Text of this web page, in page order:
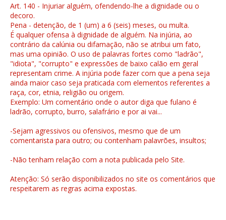
Art. 140 - Injuriar alguém, ofendendo-lhe a dignidade ou o
decoro.
Pena - detenção, de 1 (um) a 6 (seis) meses, ou multa.
É qualquer ofensa à dignidade de alguém. Na injúria, ao
contrário da calúnia ou difamação, não se atribui um fato,
mas uma opinião. O uso de palavras fortes como "ladrão",
"idiota", "corrupto" e expressões de baixo calão em geral
representam crime. A injúria pode fazer com que a pena seja
ainda maior caso seja praticada com elementos referentes a
raça, cor, etnia, religião ou origem.
Exemplo: Um comentário onde o autor diga que fulano é
ladrão, corrupto, burro, salafrário e por ai vai...
-Sejam agressivos ou ofensivos, mesmo que de um
comentarista para outro; ou contenham palavrões, insultos;
-Não tenham relação com a nota publicada pelo Site.
Atenção: Só serão disponibilizados no site os comentários que
respeitarem as regras acima expostas.